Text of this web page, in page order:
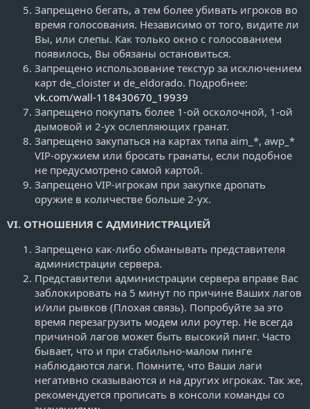
Запрещено бегать, а тем более убивать игроков во
время голосования. Независимо от того, видите ли
Вы, или слепы. Как только окно с голосованием
появилось, Вы обязаны остановиться.
Запрещено использование текстур за исключением
карт de_cloister и de_eldorado. Подробнее:
vk.com/wall-118430670_19939
Запрещено покупать более 1-ой осколочной, 1-ой
дымовой и 2-ух ослепляющих гранат.
Запрещено закупаться на картах типа aim_*, awp_*
VIP-оружием или бросать гранаты, если подобное
не предусмотрено самой картой.
Запрещено VIP-игрокам при закупке дропать
оружие в количестве больше 2-ух.
VI. ОТНОШЕНИЯ С АДМИНИСТРАЦИЕЙ
Запрещено как-либо обманывать представителя
администрации сервера.
Представители администрации сервера вправе Вас
заблокировать на 5 минут по причине Ваших лагов
и/или рывков (Плохая связь). Попробуйте за это
время перезагрузить модем или роутер. Не всегда
причиной лагов может быть высокий пинг. Часто
бывает, что и при стабильно-малом пинге
наблюдаются лаги. Помните, что Ваши лаги
негативно сказываются и на других игроках. Так же,
рекомендуется прописать в консоли команды со